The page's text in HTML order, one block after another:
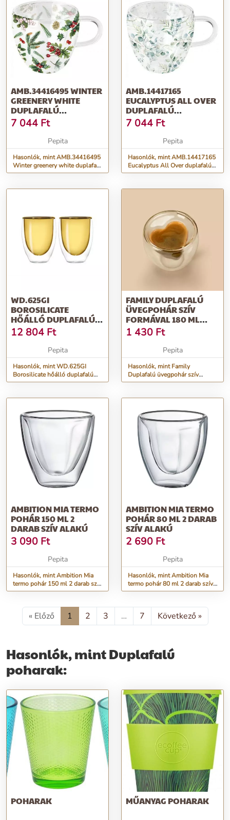
AMB.34416495 WINTER
GREENERY WHITE
DUPLAFALÚ
BOROSILICATE
ÜVEGCSÉ...
7 044 Ft
Pepita
Hasonlók, mint AMB.34416495
Winter greenery white duplafalú
borosilicate üvegcsé...
AMB.14417165
EUCALYPTUS ALL OVER
DUPLAFALÚ
BOROSILICATE
ÜVEGCSÉSZ...
7 044 Ft
Pepita
Hasonlók, mint AMB.14417165
Eucalyptus All Over duplafalú
borosilicate üvegcsész...
WD.625GI
BOROSILICATE
HŐÁLLÓ DUPLAFALÚ
ÜVEGPOHÁRSZETT 2
DB-OS, 22...
12 804 Ft
Pepita
Hasonlók, mint WD.625GI
Borosilicate hőálló duplafalú
üvegpohárszett 2 db-os, 22...
FAMILY DUPLAFALÚ
ÜVEGPOHÁR SZÍV
FORMÁVAL 180 ML
57176K
1 430 Ft
Pepita
Hasonlók, mint Family
Duplafalú üvegpohár szív
formával 180 ml 57176K
AMBITION MIA TERMO
POHÁR 150 ML 2
DARAB SZÍV ALAKÚ
3 090 Ft
Pepita
Hasonlók, mint Ambition Mia
termo pohár 150 ml 2 darab szív
alakú
AMBITION MIA TERMO
POHÁR 80 ML 2 DARAB
SZÍV ALAKÚ
2 690 Ft
Pepita
Hasonlók, mint Ambition Mia
termo pohár 80 ml 2 darab szív
alakú
« Előző 1 2 3 … 7 Következő »
Hasonlók, mint Duplafalú
poharak:
POHARAK MŰANYAG POHARAK